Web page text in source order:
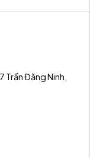
Trần Đăng Ninh,